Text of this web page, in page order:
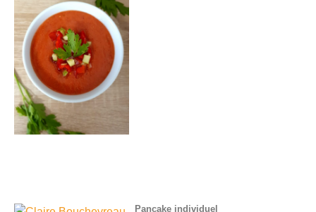
Pancake individuel